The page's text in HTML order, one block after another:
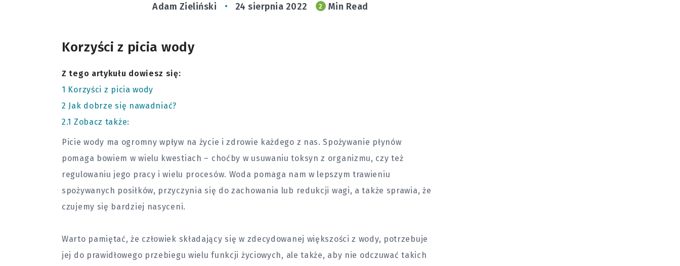
Adam Zieliński 24 sierpnia 2022 2 Min Read
Korzyści z picia wody
Z tego artykułu dowiesz się:
1 Korzyści z picia wody
2 Jak dobrze się nawadniać?
2.1 Zobacz także:
Picie wody ma ogromny wpływ na życie i zdrowie każdego z nas. Spożywanie płynów
pomaga bowiem w wielu kwestiach – choćby w usuwaniu toksyn z organizmu, czy też
regulowaniu jego pracy i wielu procesów. Woda pomaga nam w lepszym trawieniu
spożywanych posiłków, przyczynia się do zachowania lub redukcji wagi, a także sprawia, że
czujemy się bardziej nasyceni.
Warto pamiętać, że człowiek składający się w zdecydowanej większości z wody, potrzebuje
jej do prawidłowego przebiegu wielu funkcji życiowych, ale także, aby nie odczuwać takich